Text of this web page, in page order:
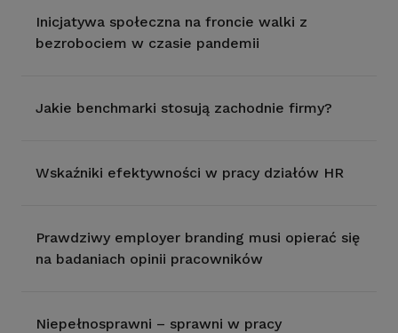
Inicjatywa społeczna na froncie walki z
bezrobociem w czasie pandemii
Jakie benchmarki stosują zachodnie firmy?
Wskaźniki efektywności w pracy działów HR
Prawdziwy employer branding musi opierać się
na badaniach opinii pracowników
Niepełnosprawni – sprawni w pracy